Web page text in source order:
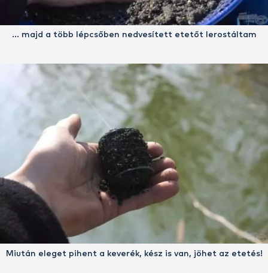
… majd a több lépcsőben nedvesített etetőt lerostáltam
Miután eleget pihent a keverék, kész is van, jöhet az etetés!